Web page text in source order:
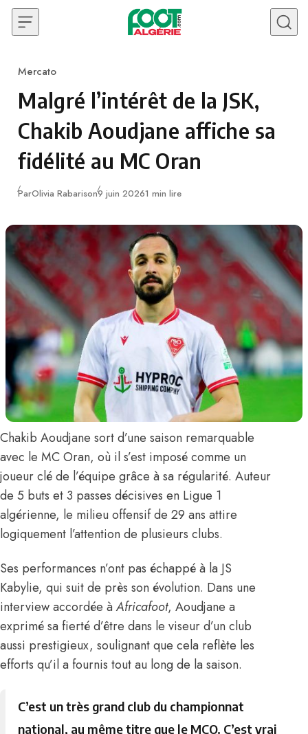
Skip to content
Category
Mercato
Malgré l’intérêt de la JSK,
Chakib Aoudjane affiche sa
fidélité au MC Oran
ParOlivia RabarisonPublié
9 juin 20261 min lire
Chakib Aoudjane sort d’une saison remarquable
avec le MC Oran, où il s’est imposé comme un
joueur clé de l’équipe grâce à sa régularité. Auteur
de 5 buts et 3 passes décisives en Ligue 1
algérienne, le milieu offensif de 29 ans attire
logiquement l’attention de plusieurs clubs.
Ses performances n’ont pas échappé à la JS
Kabylie, qui suit de près son évolution. Dans une
interview accordée àAfricafoot, Aoudjane a
exprimé sa fierté d’être dans le viseur d’un club
aussi prestigieux, soulignant que cela reflète les
efforts qu’il a fournis tout au long de la saison.
C’est un très grand club du championnat
national, au même titre que le MCO. C’est vrai